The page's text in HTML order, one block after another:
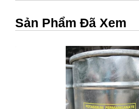
Sản Phẩm Đã Xem